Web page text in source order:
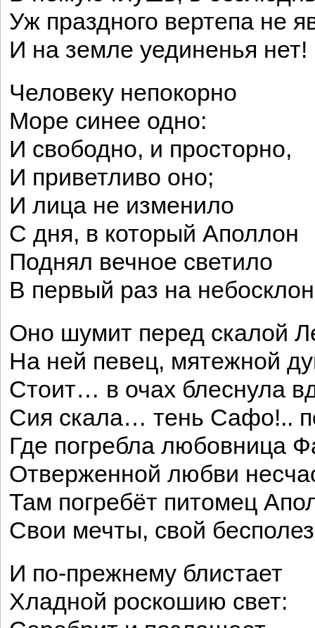
Уж праздного вертепа не
И на земле уединенья нет!
Человеку непокорно
Море синее одно:
И свободно, и просторно,
И приветливо оно;
И лица не изменило
С дня, в который Аполлон
Поднял вечное светило
В первый раз на
Оно шумит перед скалой
На ней певец, мятежной
Стоит… в очах блеснула
Сия скала… тень Сафо!..
Где погребла любовница
Отверженной любви
Там погребёт питомец
Свои мечты, свой
И по-прежнему блистает
Хладной роскошию свет: